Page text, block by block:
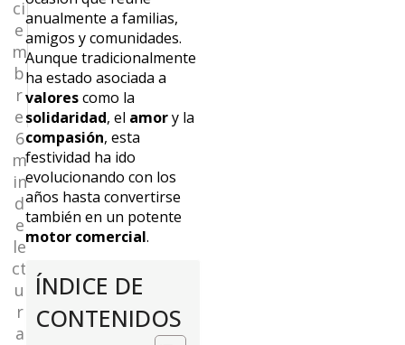
ci
e
m
b
r
e
6
m
in
d
e
le
ct
u
r
a
anualmente a familias,
amigos y comunidades.
Aunque tradicionalmente
ha estado asociada a
valorescomo la
solidaridad, el amory la
compasión, esta
festividad ha ido
evolucionando con los
años hasta convertirse
también en un potente
motor comercial.
ÍNDICE DE
CONTENIDOS